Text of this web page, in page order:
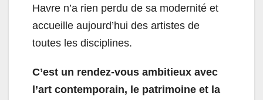
Havre n’a rien perdu de sa modernité et
accueille aujourd’hui des artistes de
toutes les disciplines.
C’est un rendez-vous ambitieux avec
l’art contemporain, le patrimoine et la